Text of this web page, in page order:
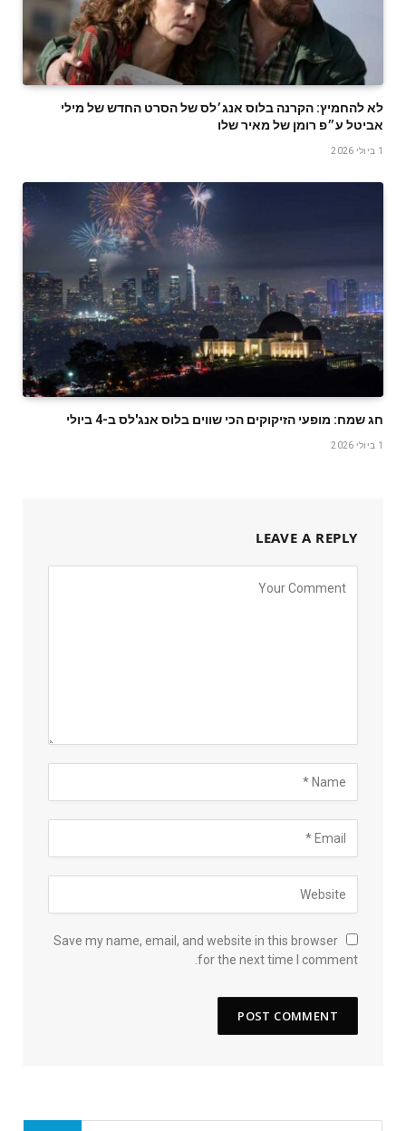
לא להחמיץ: הקרנה בלוס אנג׳לס של הסרט החדש של מילי
אביטל ע״פ רומן של מאיר שלו
1 ביולי 2026
חג שמח: מופעי הזיקוקים הכי שווים בלוס אנג'לס ב-4 ביולי
1 ביולי 2026
LEAVE A REPLY
Save my name, email, and website in this browser
for the next time I comment.